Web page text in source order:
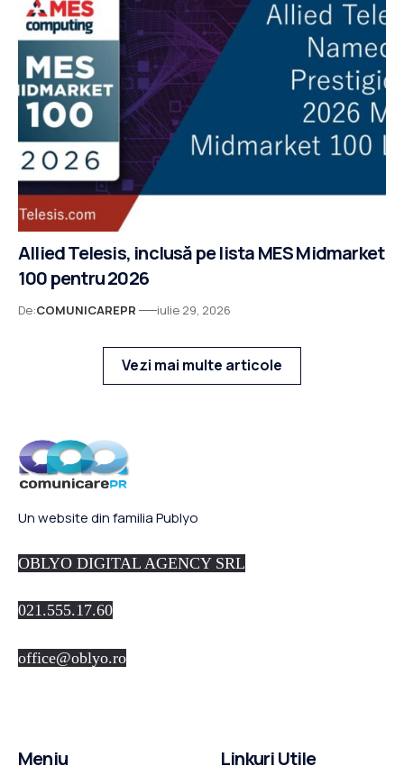
Allied Telesis, inclusă pe lista MES Midmarket
100 pentru 2026
De:COMUNICAREPR iulie 29, 2026
Vezi mai multe articole
Un website din familia Publyo
OBLYO DIGITAL AGENCY SRL
021.555.17.60
office@oblyo.ro
Meniu Linkuri Utile